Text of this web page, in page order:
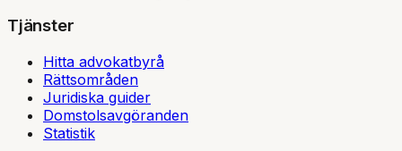
Tjänster
Hitta advokatbyrå
Rättsområden
Juridiska guider
Domstolsavgöranden
Statistik